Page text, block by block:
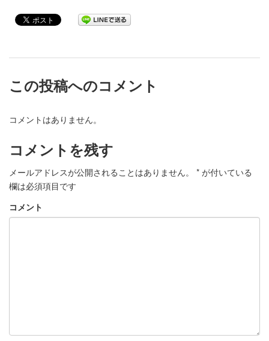
この投稿へのコメント
コメントはありません。
コメントを残す
メールアドレスが公開されることはありません。 * が付いている
欄は必須項目です
コメント